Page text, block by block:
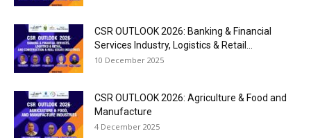
CSR OUTLOOK 2026: Banking & Financial
Services Industry, Logistics & Retail...
10 December 2025
CSR OUTLOOK 2026: Agriculture & Food and
Manufacture
4 December 2025